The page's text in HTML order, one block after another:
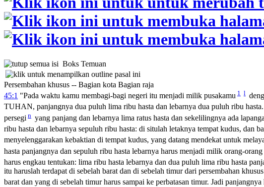
Boks Temuan
Persembahan khusus -- Bagian kota Bagian raja
45:1 "Pada waktu kamu membagi-bagi negeri itu menjadi milik pusakamu 1 l
TUHAN, panjangnya dua puluh lima ribu hasta dan lebarnya dua puluh ribu
persegi n yang panjang dan lebarnya lima ratus hasta dan sekelilingnya ada
ribu hasta dan lebarnya sepuluh ribu hasta: di situlah letaknya tempat kudus, dan
menyelenggarakan kebaktian di tempat kudus, yang datang mendekat untuk
hasta panjangnya dan sepuluh ribu hasta lebarnya harus menjadi milik orang-
harus engkau tentukan: lima ribu hasta lebarnya dan dua puluh lima ribu hasta
itu haruslah terdapat di sebelah barat dan di sebelah timur dari persembahan
barat dan yang di sebelah timur harus sampai ke perbatasan timur. Jadi